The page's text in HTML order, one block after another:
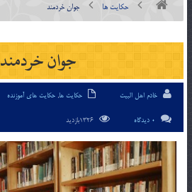
حکایت ها جوان خردمند
جوان خردمند
خادم اهل البیت حکایت ها, حکایت های آموزنده
0 دیدگاه